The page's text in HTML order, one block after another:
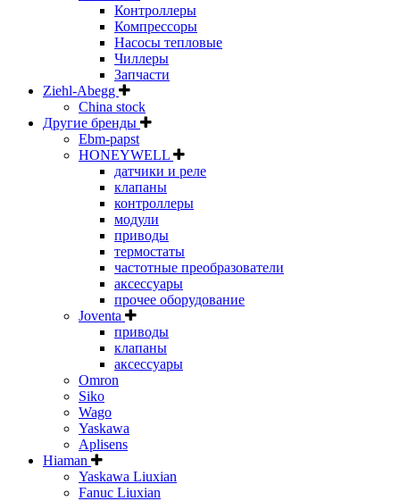
Контроллеры
Компрессоры
Насосы тепловые
Чиллеры
Запчасти
Ziehl-Abegg
China stock
Другие бренды
Ebm-papst
HONEYWELL
датчики и реле
клапаны
контроллеры
модули
приводы
термостаты
частотные преобразователи
аксессуары
прочее оборудование
Joventa
приводы
клапаны
аксессуары
Omron
Siko
Wago
Yaskawa
Aplisens
Hiaman
Yaskawa Liuxian
Fanuc Liuxian